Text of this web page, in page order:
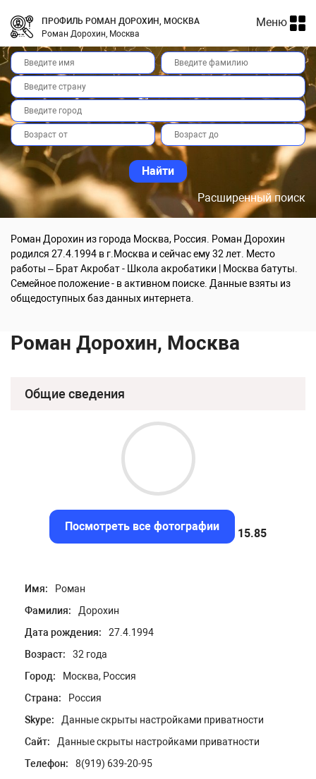
ПРОФИЛЬ РОМАН ДОРОХИН, МОСКВА
Роман Дорохин, Москва
Меню
Расширенный поиск
Роман Дорохин из города Москва, Россия. Роман Дорохин
родился 27.4.1994 в г.Москва и сейчас ему 32 лет. Место
работы – Брат Акробат - Школа акробатики | Москва батуты.
Семейное положение - в активном поиске. Данные взяты из
общедоступных баз данных интернета.
Роман Дорохин, Москва
Общие сведения
Посмотреть все фотографии
15.47
Имя:
Роман
Фамилия:
Дорохин
Дата рождения:
27.4.1994
Возраст:
32 года
Город:
Москва, Россия
Страна:
Россия
Skype:
Данные скрыты настройками приватности
Сайт:
Данные скрыты настройками приватности
Телефон:
8(919) 639-20-95